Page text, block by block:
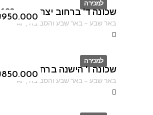
למכירה
ID
950.000
שכונה ד' ברחוב יצחק רגר 183
באר שבע–באר שבע והסביבה ,
AF
למכירה
ID
850.000
שכונה ו' הישנה ברחוב יצחק
באר שבע–באר שבע והסביבה ,
AF